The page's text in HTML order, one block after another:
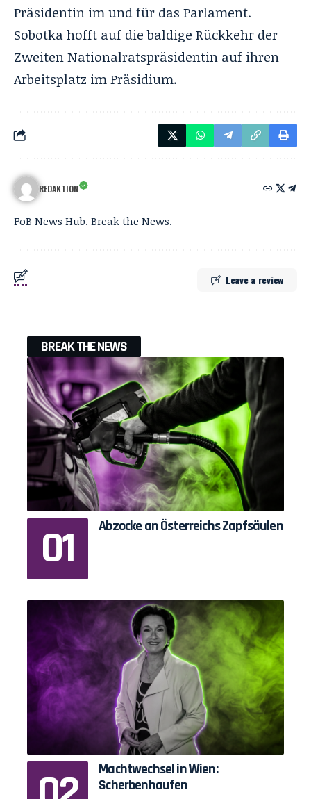
Präsidentin im und für das Parlament.
Sobotka hofft auf die baldige Rückkehr der
Zweiten Nationalratspräsidentin auf ihren
Arbeitsplatz im Präsidium.
REDAKTION
FoB News Hub. Break the News.
Leave a review
BREAK THE NEWS
Abzocke an Österreichs Zapfsäulen
Machtwechsel in Wien:
Scherbenhaufen